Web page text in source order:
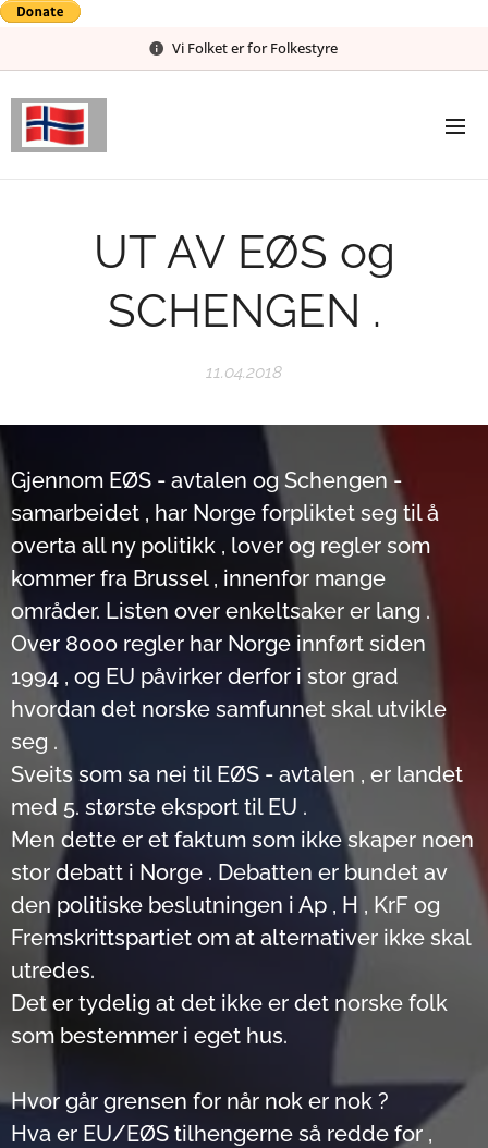
Vi Folket er for Folkestyre
UT AV EØS og
SCHENGEN .
11.04.2018
Gjennom EØS - avtalen og Schengen -
samarbeidet , har Norge forpliktet seg til å
overta all ny politikk , lover og regler som
kommer fra Brussel , innenfor mange
områder. Listen over enkeltsaker er lang .
Over 8000 regler har Norge innført siden
1994 , og EU påvirker derfor i stor grad
hvordan det norske samfunnet skal utvikle
seg .
Sveits som sa nei til EØS - avtalen , er landet
med 5. største eksport til EU .
Men dette er et faktum som ikke skaper noen
stor debatt i Norge . Debatten er bundet av
den politiske beslutningen i Ap , H , KrF og
Fremskrittspartiet om at alternativer ikke skal
utredes.
Det er tydelig at det ikke er det norske folk
som bestemmer i eget hus.
Hvor går grensen for når nok er nok ?
Hva er EU/EØS tilhengerne så redde for ,